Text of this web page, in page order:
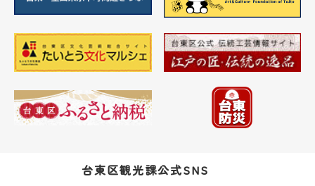
台東区観光課公式SNS